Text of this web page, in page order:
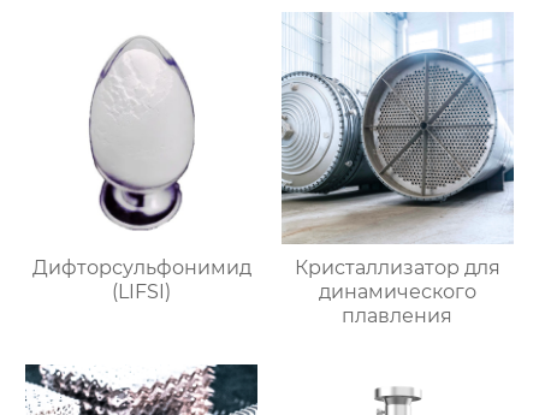
Дифторсульфонимид
(LIFSI)
Кристаллизатор для
динамического
плавления